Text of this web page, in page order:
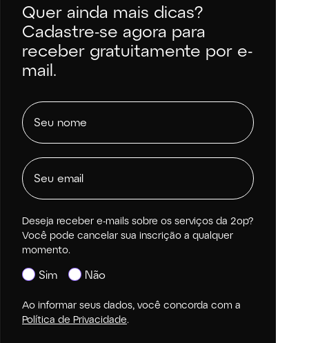
Quer ainda mais dicas?
Cadastre-se agora para
receber gratuitamente por e-
mail.
Deseja receber e-mails sobre os serviços da 2op?
Você pode cancelar sua inscrição a qualquer
momento.
Sim Não
Ao informar seus dados, você concorda com a
Política de Privacidade.